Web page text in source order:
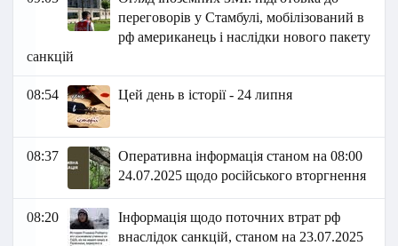
переговорів у Стамбулі, мобілізований в
рф американець і наслідки нового пакету
санкцій
08:54 Цей день в історії - 24 липня
08:37
Оперативна інформація станом на 08:00
24.07.2025 щодо російського вторгнення
08:20
Інформація щодо поточних втрат рф
внаслідок санкцій, станом на 23.07.2025